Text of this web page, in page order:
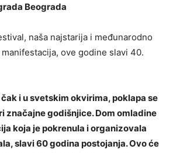
Beograda
naša najstarija i međunarodno
ove godine slavi 40.
i u svetskim okvirima, poklapa se
značajne godišnjice. Dom omladine
koja je pokrenula i organizovala
slavi 60 godina postojanja. Ovo će